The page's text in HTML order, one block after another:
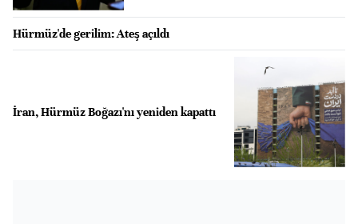
Hürmüz'de gerilim: Ateş açıldı
İran, Hürmüz Boğazı'nı yeniden kapattı